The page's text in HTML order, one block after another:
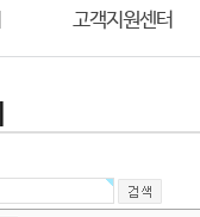
고객지원센터